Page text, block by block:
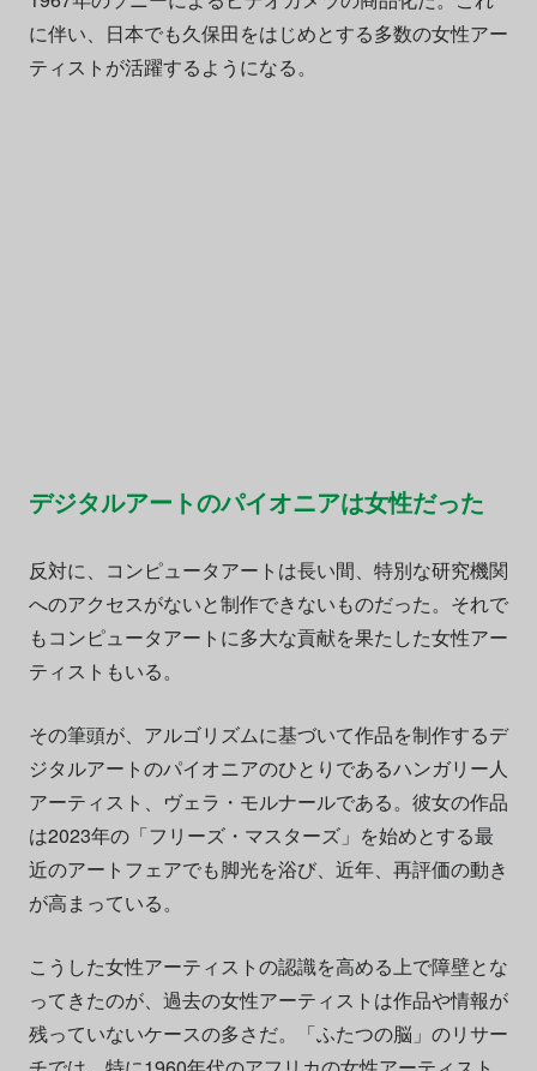
に伴い、日本でも久保田をはじめとする多数の女性アー
ティストが活躍するようになる。
デジタルアートのパイオニアは女性だった
反対に、コンピュータアートは長い間、特別な研究機関
へのアクセスがないと制作できないものだった。それで
もコンピュータアートに多大な貢献を果たした女性アー
ティストもいる。
その筆頭が、アルゴリズムに基づいて作品を制作するデ
ジタルアートのパイオニアのひとりであるハンガリー人
アーティスト、ヴェラ・モルナールである。彼女の作品
は2023年の「フリーズ・マスターズ」を始めとする最
近のアートフェアでも脚光を浴び、近年、再評価の動き
が高まっている。
こうした女性アーティストの認識を高める上で障壁とな
ってきたのが、過去の女性アーティストは作品や情報が
残っていないケースの多さだ。「ふたつの脳」のリサー